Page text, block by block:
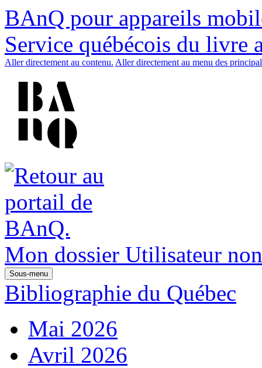
BAnQ pour appareils
Service québécois du livre
Aller directement au contenu. Aller directement au menu des
Mon dossier Utilisateur
Sous-menu
Bibliographie du Québec
Mai 2026
Avril 2026